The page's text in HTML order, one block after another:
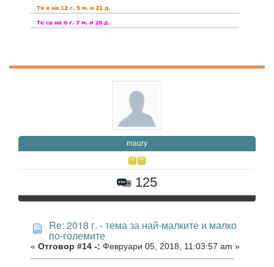
maury
125
Re: 2018 г. - тема за най-малките и малко
по-големите
« Отговор #14 -: Февруари 05, 2018, 11:03:57 am »